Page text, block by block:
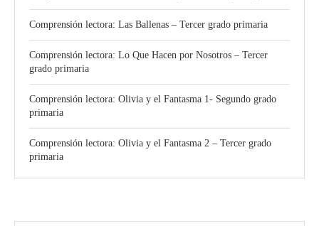
Comprensión lectora: Las Ballenas – Tercer grado primaria
Comprensión lectora: Lo Que Hacen por Nosotros – Tercer
grado primaria
Comprensión lectora: Olivia y el Fantasma 1- Segundo grado
primaria
Comprensión lectora: Olivia y el Fantasma 2 – Tercer grado
primaria